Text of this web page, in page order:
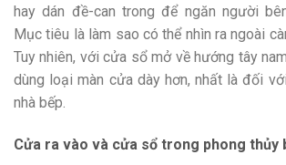
hay dán đề-can trong để ngăn người
Mục tiêu là làm sao có thể nhìn ra ngoài
Tuy nhiên, với cửa sổ mở về hướng tây
dùng loại màn cửa dày hơn, nhất là đối
nhà bếp.
Cửa ra vào và cửa sổ trong phong thủy